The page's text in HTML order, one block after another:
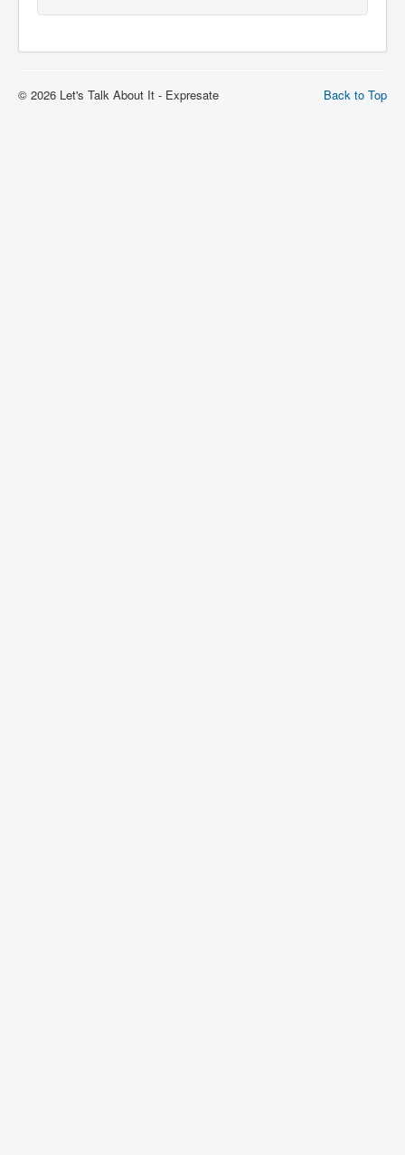
Back to Top
© 2026 Let's Talk About It - Expresate